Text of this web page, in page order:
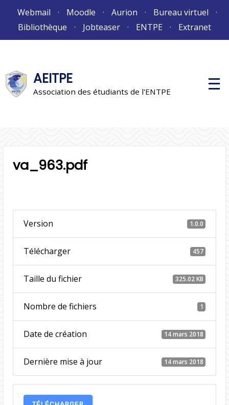
Webmail Moodle Aurion
Bureau virtuel
Bibliothèque
Jobteaser ENTPE Extranet
AEITPE
Association des étudiants de l'ENTPE
M
e
va_963.pdf
Version 1.0.0
Télécharger 457
Taille du fichier 325.02 KB
Nombre de fichiers 1
Date de création 14 mars 2018
Dernière mise à jour 14 mars 2018